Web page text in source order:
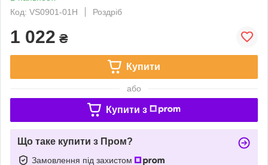
Код: VS0901-01H
Роздріб
1 022 ₴
Купити
або
Купити з
Що таке купити з Пром?
Замовлення під захистом